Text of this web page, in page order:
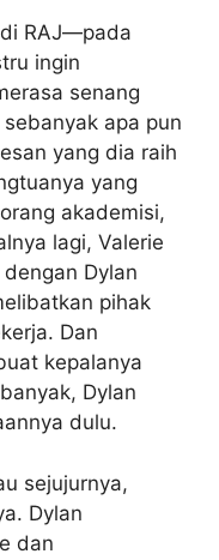
RAJ—pada
ingin
senang
apa pun
yang dia raih
yang
akademisi,
lagi, Valerie
Dylan
pihak
Dan
kepalanya
Dylan
dulu.
sejujurnya,
Dylan
dan